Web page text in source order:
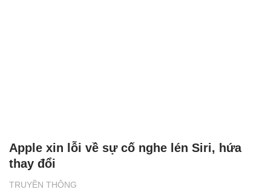
TRUYỀN THÔNG
Apple xin lỗi về sự cố nghe lén Siri, hứa
thay đổi